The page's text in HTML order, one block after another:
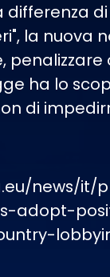
la nuova
ha lo
di
news/it/
adopt-